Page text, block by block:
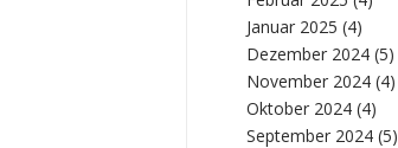
Januar 2025 (4)
Dezember 2024 (5)
November 2024 (4)
Oktober 2024 (4)
September 2024 (5)